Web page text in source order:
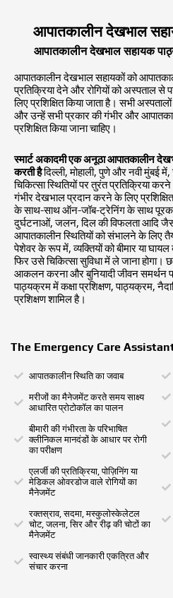
आपातकालीन देखभाल
आपातकालीन देखभाल सहायक
आपातकालीन देखभाल सहायकों को
प्रतिक्रिया देने और रोगियों को अस्पताल
लिए प्रशिक्षित किया जाता है। सभी
और उन्हें सभी प्रकार की गंभीर और
प्रशिक्षित किया जाना चाहिए।
स्मार्ट अकादमी एक अनूठा आपातकालीन
करती हैदिल्ली, मोहाली, पुणे और नवी मुंबई
चिकित्सा स्थितियों पर तुरंत प्रतिक्रिया
गंभीर देखभाल प्रदान करने के लिए प्रशिक्षित
के साथ-साथ ऑन-जॉब-ट्रेनिंग के साथ पूरक
दुर्घटनाओं, जलन, दिल की विफलता आदि
आपातकालीन स्थितियों को संभालने के लिए
पेशेवर के रूप में, व्यक्तियों को बीमार या
फिर उसे चिकित्सा सुविधा में ले जाना होगा।
आकलन करना और बुनियादी जीवन समर्थन
पाठ्यक्रम में कक्षा प्रशिक्षण, पाठ्यक्रम,
प्रशिक्षण शामिल है।
The Emergency Care
आपातकालीन स्थिति का जवाब
मरीजों का मैनेजमेंट करते समय साक्ष्य
आधारित प्रोटोकॉल का पालन
बीमारी की गंभीरता के परिभाषित
क्लीनिकल ​​मानदंडों के आधार पर रोगी
का परीक्षण
एलर्जी की प्रतिक्रिया, पोज़िनिंग या
मेडिकल ओवरडोज वाले रोगियों का
मैनेजमेंट
रक्तस्राव, सदमा, मस्कुलोस्केलेटल
चोट, जलना, सिर और रीढ़ की चोटों का
मैनेजमेंट
स्वास्थ्य संबंधी जानकारी एकत्रित और
संचार करना